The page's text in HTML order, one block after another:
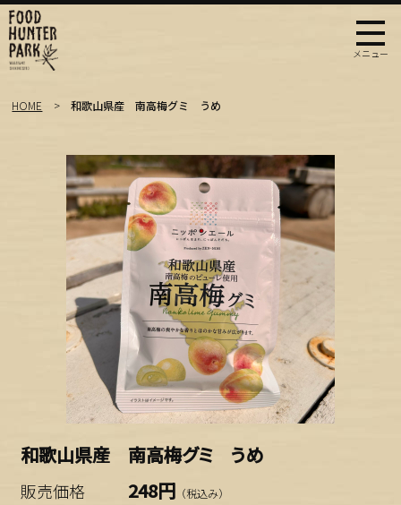
HOME 和歌山県産 南高梅グミ うめ
和歌山県産 南高梅グミ うめ
販売価格 248円 （税込み）